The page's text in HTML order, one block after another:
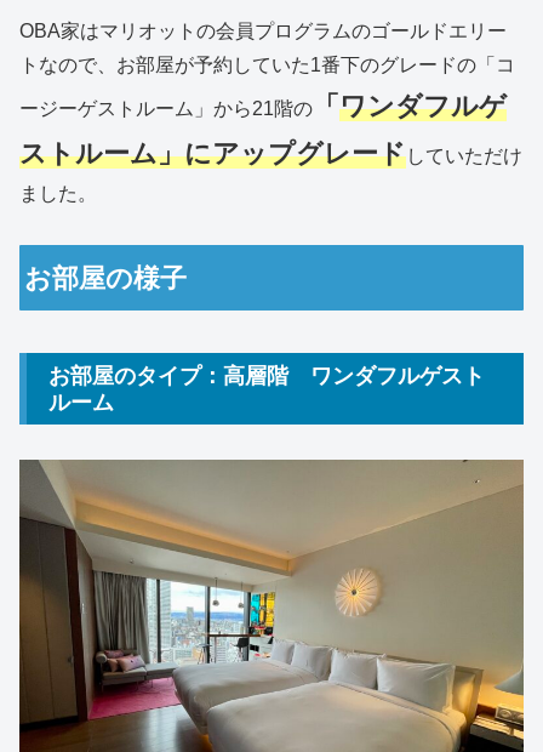
OBA家はマリオットの会員プログラムのゴールドエリー
トなので、お部屋が予約していた1番下のグレードの「コ
ージーゲストルーム」から21階の 「 ワンダフルゲ
ストルーム」にアップグレードしていただけ
ました。
お部屋の様子
お部屋のタイプ：高層階 ワンダフルゲスト
ルーム